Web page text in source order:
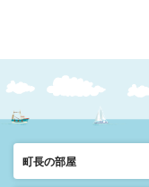
町長の部屋